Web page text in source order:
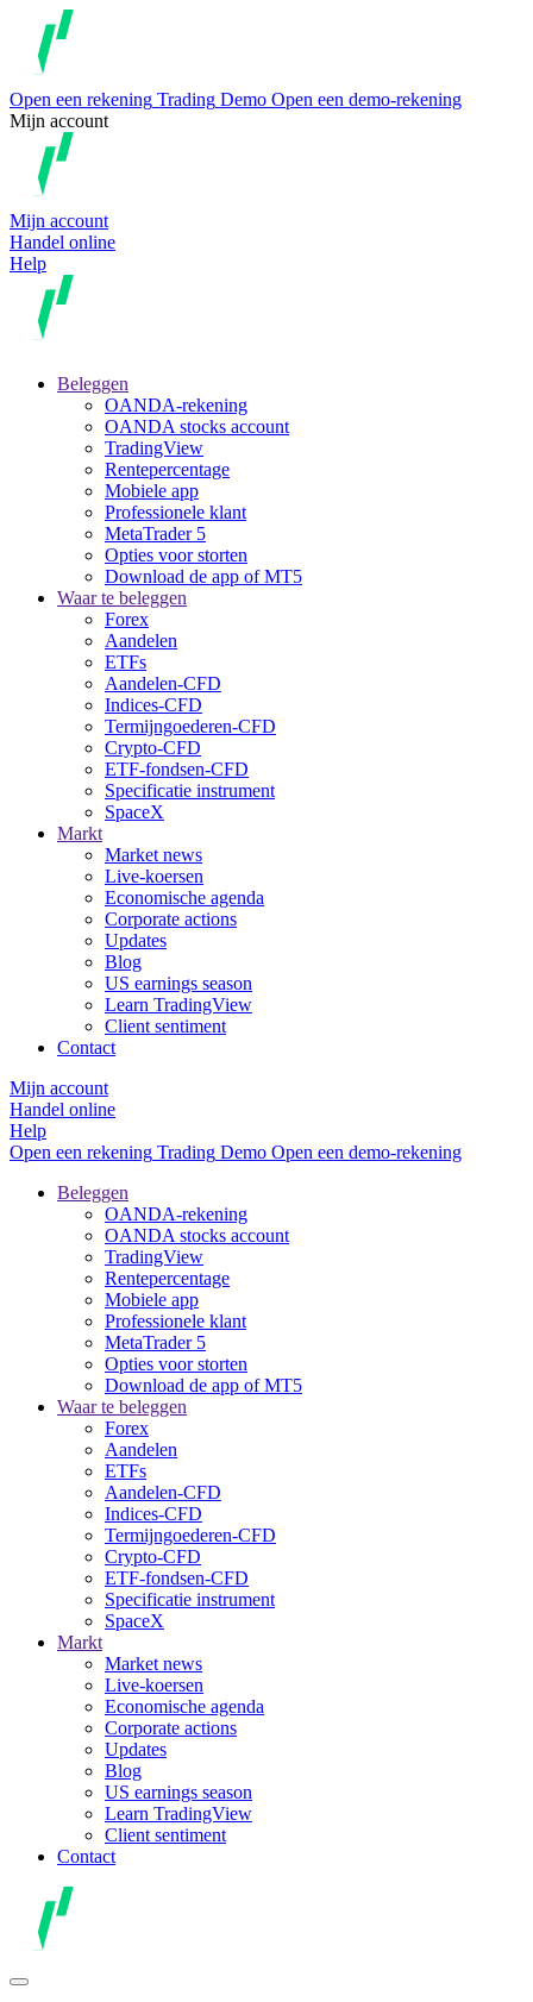
Open een rekening Trading Demo Open een demo-rekening
Mijn account
Mijn account
Handel online
Help
Beleggen
OANDA-rekening
OANDA stocks account
TradingView
Rentepercentage
Mobiele app
Professionele klant
MetaTrader 5
Opties voor storten
Download de app of MT5
Waar te beleggen
Forex
Aandelen
ETFs
Aandelen-CFD
Indices-CFD
Termijngoederen-CFD
Crypto-CFD
ETF-fondsen-CFD
Specificatie instrument
SpaceX
Markt
Market news
Live-koersen
Economische agenda
Corporate actions
Updates
Blog
US earnings season
Learn TradingView
Client sentiment
Contact
Mijn account
Handel online
Help
Open een rekening Trading Demo Open een demo-rekening
Beleggen
OANDA-rekening
OANDA stocks account
TradingView
Rentepercentage
Mobiele app
Professionele klant
MetaTrader 5
Opties voor storten
Download de app of MT5
Waar te beleggen
Forex
Aandelen
ETFs
Aandelen-CFD
Indices-CFD
Termijngoederen-CFD
Crypto-CFD
ETF-fondsen-CFD
Specificatie instrument
SpaceX
Markt
Market news
Live-koersen
Economische agenda
Corporate actions
Updates
Blog
US earnings season
Learn TradingView
Client sentiment
Contact